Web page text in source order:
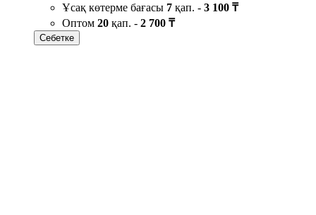
Ұсақ көтерме бағасы 7 қап. - 3 100 ₸
Оптом 20 қап. - 2 700 ₸
Себетке